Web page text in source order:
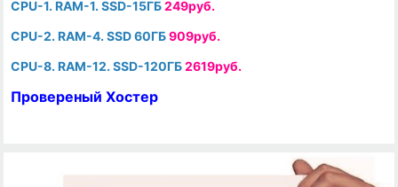
CPU-1. RAM-1. SSD-15ГБ249руб.
CPU-2. RAM-4. SSD 60ГБ909руб.
CPU-8. RAM-12. SSD-120ГБ2619руб.
Провереный Хостер